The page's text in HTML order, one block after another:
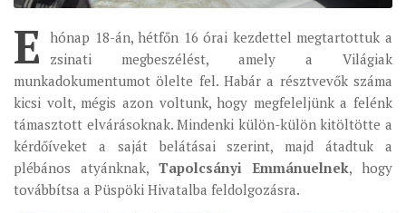
ÉSZAKI ESPERESSÉG
KÖZPONTI ESPERESSÉG
DÉLI ESPERESSÉG
ARCHÍVUM
ARCHÍV ÉLETKÉPEK
SZINÓDUS
ORGANIGRAMMA
E hónap 18-án, hétfőn 16 órai kezdettel megtartottuk a
zsinati megbeszélést, amely a Világiak
munkadokumentumot ölelte fel. Habár a résztvevők száma
kicsi volt, mégis azon voltunk, hogy megfeleljünk a felénk
támasztott elvárásoknak. Mindenki külön-külön kitöltötte a
kérdőíveket a saját belátásai szerint, majd átadtuk a
plébános atyánknak, Tapolcsányi Emmánuelnek, hogy
továbbítsa a Püspöki Hivatalba feldolgozásra.